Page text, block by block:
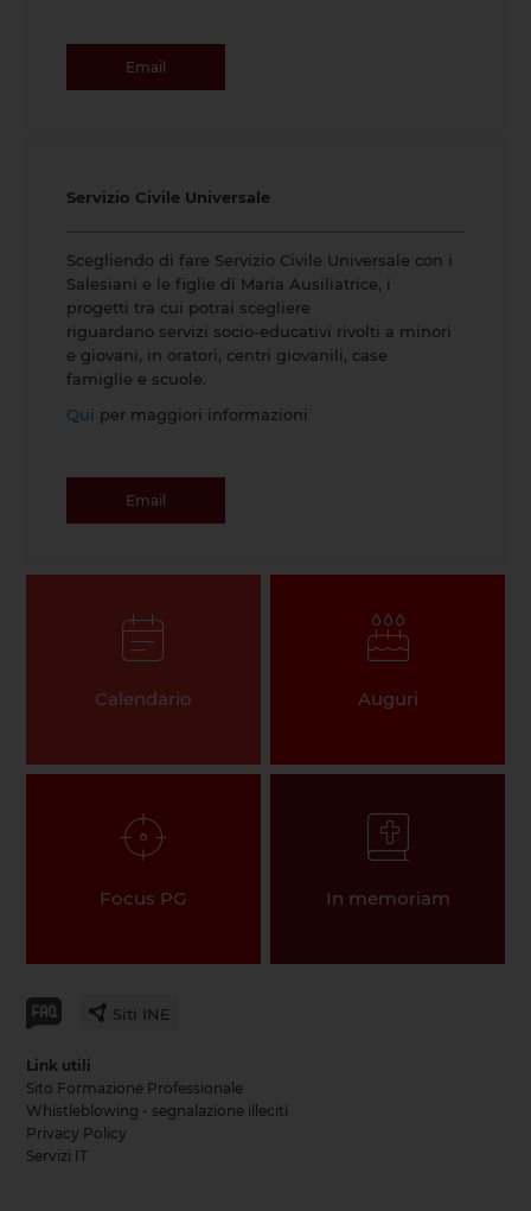
Email
Servizio Civile Universale
Scegliendo di fare Servizio Civile Universale con i
Salesiani e le figlie di Maria Ausiliatrice, i
progetti tra cui potrai scegliere
riguardano servizi socio-educativi rivolti a minori
e giovani, in oratori, centri giovanili, case
famiglie e scuole.
Qui per maggiori informazioni
Email
Calendario Auguri
Focus PG In memoriam
Siti INE
Link utili
Sito Formazione Professionale
Whistleblowing - segnalazione illeciti
Privacy Policy
Servizi IT